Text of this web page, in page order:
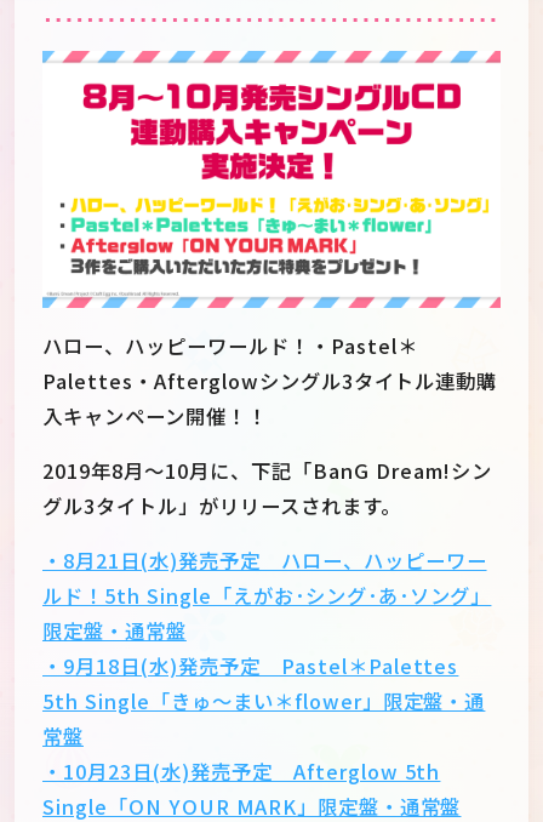
Schedule About
Goods
JPEN
ハロー、ハッピーワールド！・Pastel＊
Palettes・Afterglowシングル3タイトル連動購
入キャンペーン開催！！
2019年8月～10月に、下記「BanG Dream!シン
グル3タイトル」がリリースされます。
・8月21日(水)発売予定 ハロー、ハッピーワー
ルド！5th Single「えがお･シング･あ･ソング」
限定盤・通常盤
・9月18日(水)発売予定 Pastel＊Palettes
5th Single「きゅ～まい＊flower」限定盤・通
常盤
・10月23日(水)発売予定 Afterglow 5th
Single「ON YOUR MARK」限定盤・通常盤